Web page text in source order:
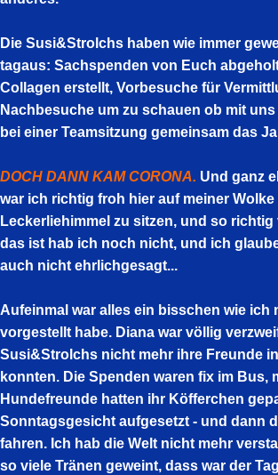
Die Susi&Strolchs haben wie immer
tagaus: Sachspenden von Euch
Collagen erstellt, Vorbesuche für
Nachbesuche um zu schauen ob mit
bei einer Teamsitzung gemeinsam das
DOCH DANN KAM CORONA. Und ganz
war ich richtig froh hier auf meiner Wolke
Leckerliehimmel zu sitzen, und so
das ist hab ich noch nicht, und ich
auch nicht ehrlichgesagt...
Aufeinmal war alles ein bisschen wie ich
vorgestellt habe. Diana war völlig
Susi&Strolchs nicht mehr ihre Freunde
konnten. Die Spenden waren fix im Bus,
Hundefreunde hatten ihr Köfferchen
Sonntagsgesicht aufgesetzt - und dann
fahren. Ich hab die Welt nicht mehr
so viele Tränen geweint, dass war der